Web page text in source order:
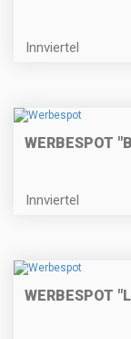
Innviertel
WERBESPOT
Innviertel
WERBESPOT